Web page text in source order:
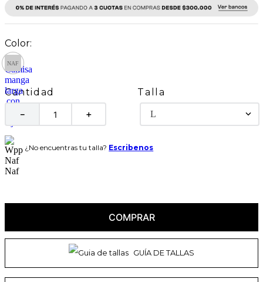
Cantidad
＋
－
Talla
L
¿No encuentras tu talla? Escribenos
COMPRAR
GUÍA DE TALLAS